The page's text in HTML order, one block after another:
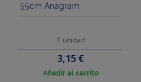
55cm Anagram
1 unidad
Precio
3,15 €
Añadir al carrito